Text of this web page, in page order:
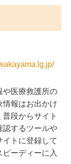
や医療救護所の
情報はお出かけ
段からサイト
認するツールや
トに登録して
ーディーに入